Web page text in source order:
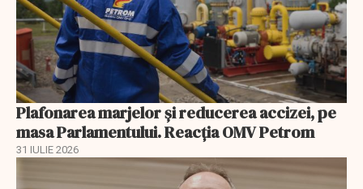
Plafonarea marjelor și reducerea accizei, pe
masa Parlamentului. Reacția OMV Petrom
31 IULIE 2026